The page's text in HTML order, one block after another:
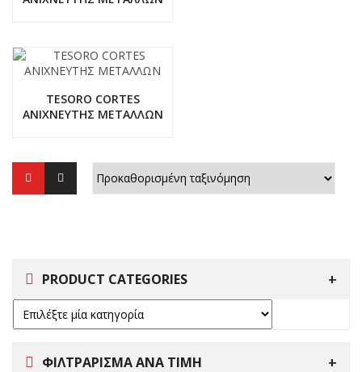
PRODUCT CATEGORIES
ΦΙΛΤΡΑΡΙΣΜΑ ΑΝΑ ΤΙΜΗ
TESORO CORTES
ΑΝΙΧΝΕΥΤΗΣ ΜΕΤΑΛΛΩΝ